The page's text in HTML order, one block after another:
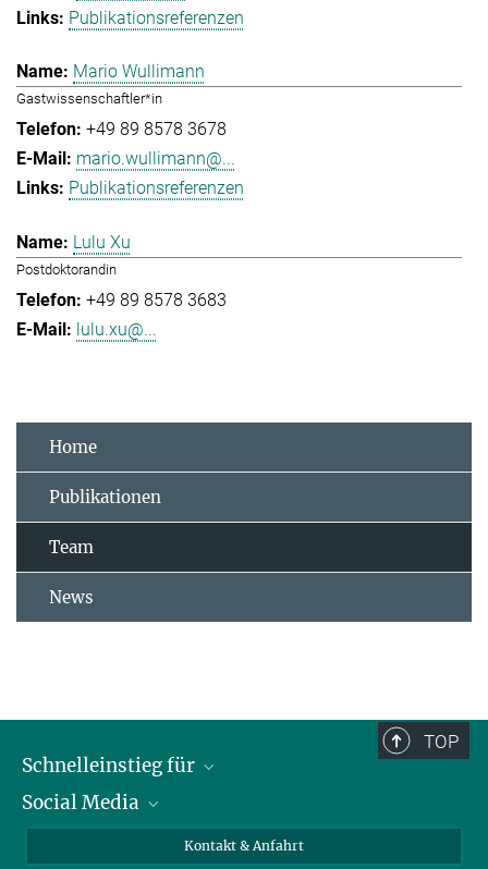
Publikationsreferenzen
Mario Wullimann
Gastwissenschaftler*in
+49 89 8578 3678
mario.wullimann@...
Publikationsreferenzen
Lulu Xu
Postdoktorandin
+49 89 8578 3683
lulu.xu@...
Home
Publikationen
Team
News
TOP
Schnelleinstieg für
Journalist*innen
Social Media
Kontakt & Anfahrt